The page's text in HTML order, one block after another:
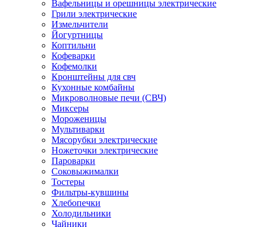
Вафельницы и орешницы электрические
Грили электрические
Измельчители
Йогуртницы
Коптильни
Кофеварки
Кофемолки
Кронштейны для свч
Кухонные комбайны
Микроволновые печи (СВЧ)
Миксеры
Мороженицы
Мультиварки
Мясорубки электрические
Ножеточки электрические
Пароварки
Соковыжималки
Тостеры
Фильтры-кувшины
Хлебопечки
Холодильники
Чайники